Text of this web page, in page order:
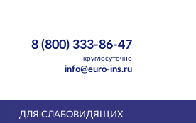
8 (800) 333-86-47
круглосуточно
info@euro-ins.ru
ДЛЯ СЛАБОВИДЯЩИХ